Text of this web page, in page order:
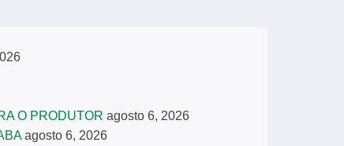
O PRODUTOR agosto 6, 2026
agosto 6, 2026